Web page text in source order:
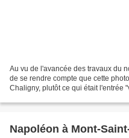
Au vu de l'avancée des travaux du
de se rendre compte que cette
Chaligny, plutôt ce qui était l'entrée
Napoléon à Mont-